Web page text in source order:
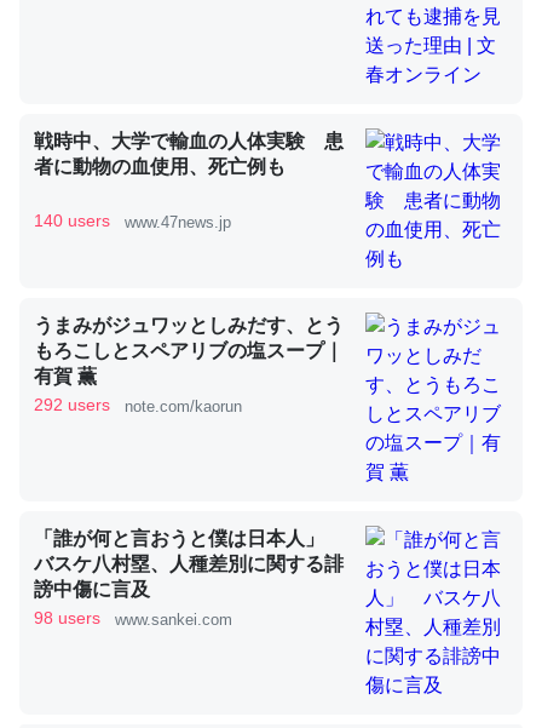
ずキチンを強化してる筈だが、酵素が違うのか？
─ニュース :: 【研究発表】昆虫学の大問題＝「昆虫はなぜ海にいな
これを元に考えるとカルシウムを大量に使う脊椎動物と貝
類は苦労してるんだな…。腹足類だと殻を無くしてナメク
─ニュース :: 【研究発表】昆虫学の大問題＝「昆虫はなぜ海にいな
いのか」に関する新仮説
ウチもEchoを実家に置いて４年。でたまに覗いてる。ぼ
位置情報を共有してる。電池残量や充電中かが分かるので
これ見て生きてるなって分かる。
─たまにLINEするくらいだった遠方の父67歳と僕。ITツール導入で
コミュニケーションが劇的に変化した｜tayorini by LIFULL介護
戦時中、大学で輸血の人体実験 患
者に動物の血使用、死亡例も
140 users www.47news.jp
うまみがジュワッとしみだす、とう
もろこしとスペアリブの塩スープ｜
有賀 薫
292 users note.com/kaorun
「誰が何と言おうと僕は日本人」
バスケ八村塁、人種差別に関する誹
謗中傷に言及
98 users www.sankei.com